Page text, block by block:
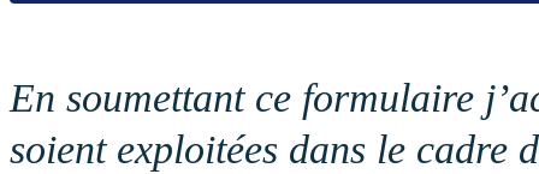
En soumettant ce formulaire
soient exploitées dans le cadre